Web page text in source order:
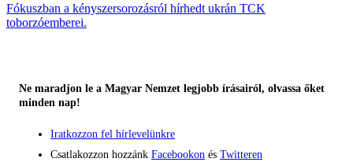
Fókuszban a kényszersorozásról hírhedt ukrán TCK
toborzóemberei.
Ne maradjon le a Magyar Nemzet legjobb írásairól, olvassa őket
minden nap!
Iratkozzon fel hírlevelünkre
Csatlakozzon hozzánk Facebookon és Twitteren